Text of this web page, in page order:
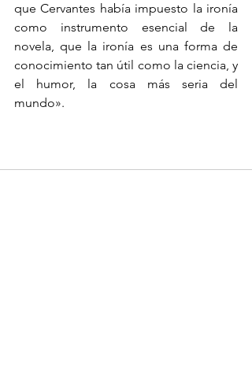
que Cervantes había impuesto la ironía
como instrumento esencial de la
novela, que la ironía es una forma de
conocimiento tan útil como la ciencia, y
el humor, la cosa más seria del
mundo».